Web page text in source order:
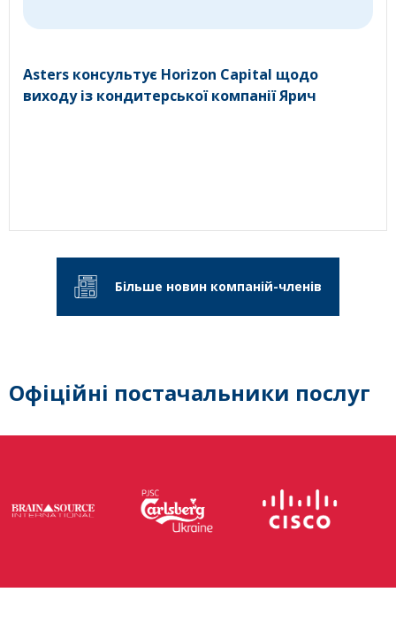
Asters консультує Horizon Capital щодо
виходу із кондитерської компанії Ярич
Більше новин компаній-членів
Офіційні постачальники послуг